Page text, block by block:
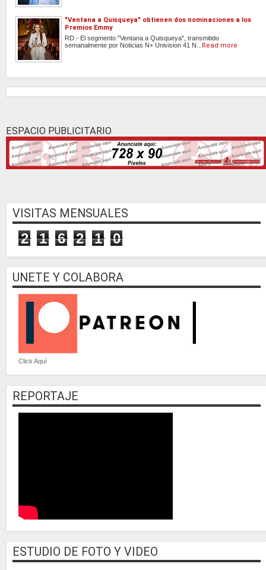
"Ventana a Quisqueya" obtienen dos nominaciones a los
Premios Emmy
RD.- El segmento "Ventana a Quisqueya", transmitido
semanalmente por Noticias N+ Univision 41 N...
Read more
ESPACIO PUBLICITARIO
VISITAS MENSUALES
2 1 6 2 1 0
UNETE Y COLABORA
Click Aquí
REPORTAJE
ESTUDIO DE FOTO Y VIDEO